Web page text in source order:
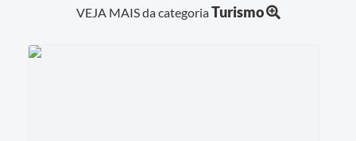
VEJA MAIS da categoriaTurismo